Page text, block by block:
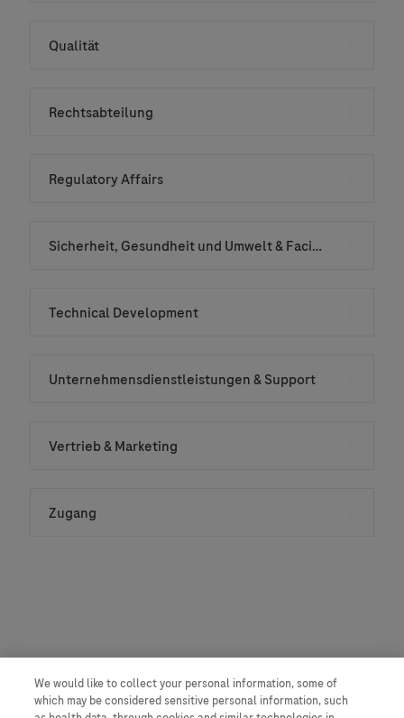
Qualität
Rechtsabteilung
Regulatory Affairs
Sicherheit, Gesundheit und Umwelt & Facility Services
Technical Development
Unternehmensdienstleistungen & Support
Vertrieb & Marketing
Zugang
We would like to collect your personal information, some of
which may be considered sensitive personal information, such